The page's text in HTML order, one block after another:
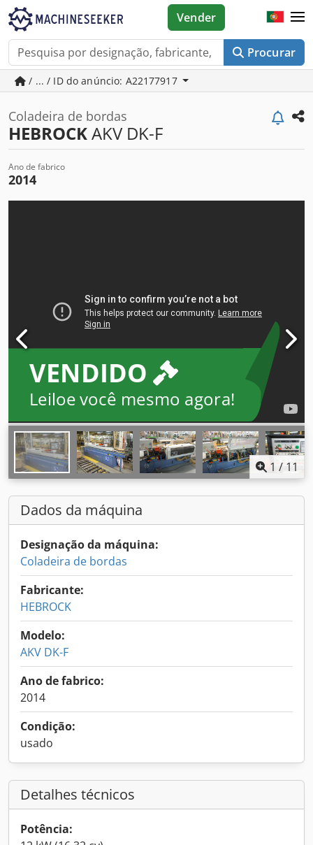
Procurar
Vender
/ ... / ID do anúncio: A22177917
Coladeira de bordas
HEBROCKAKV DK-F
Ano de fabrico
2014
VENDIDO
Leiloe você mesmo agora!
1 / 11
Dados da máquina
Designação da máquina:
Coladeira de bordas
Fabricante:
HEBROCK
Modelo:
AKV DK-F
Ano de fabrico:
2014
Condição:
usado
Detalhes técnicos
Potência: